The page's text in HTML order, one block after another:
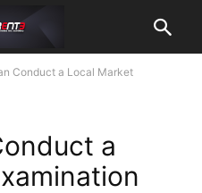
Conduct a Local Market
a